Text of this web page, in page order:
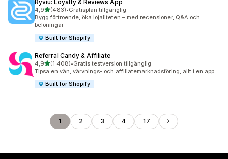
Ryviu: Loyalty & Reviews App
4,9av 5 stjärnor
(483)
483 recensioner totalt
•Gratisplan tillgänglig
Bygg förtroende, öka lojaliteten – med recensioner, Q&A och
belöningar
Built for Shopify
Referral Candy & Affiliate
4,9av 5 stjärnor
(1 408)
1408 recensioner totalt
•Gratis testversion tillgänglig
Tipsa en vän, värvnings- och affiliatemarknadsföring, allt i en app
Built for Shopify
1 2 3 4 17